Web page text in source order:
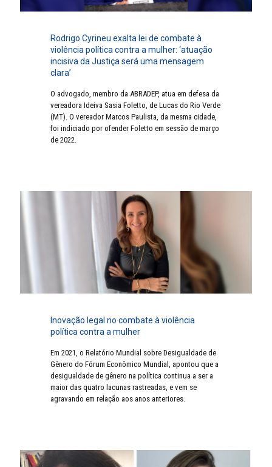
Rodrigo Cyrineu exalta lei de combate à
violência política contra a mulher: ‘atuação
incisiva da Justiça será uma mensagem
clara’
O advogado, membro da ABRADEP, atua em defesa da
vereadora Ideiva Sasia Foletto, de Lucas do Rio Verde
(MT). O vereador Marcos Paulista, da mesma cidade,
foi indiciado por ofender Foletto em sessão de março
de 2022.
Inovação legal no combate à violência
política contra a mulher
Em 2021, o Relatório Mundial sobre Desigualdade de
Gênero do Fórum Econômico Mundial, apontou que a
desigualdade de gênero na política continua a ser a
maior das quatro lacunas rastreadas, e vem se
agravando em relação aos anos anteriores.